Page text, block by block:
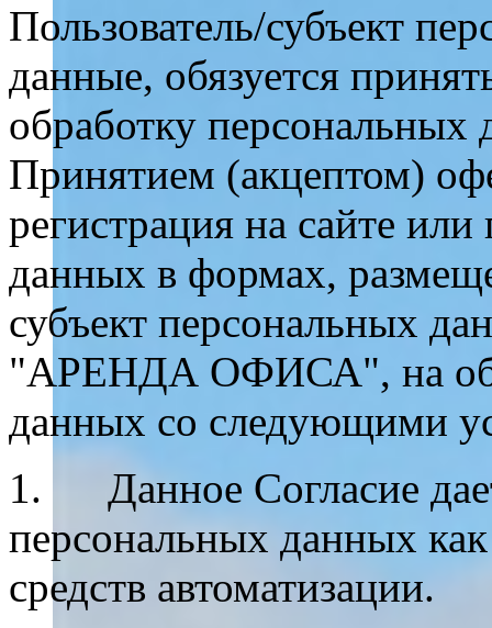
Пользователь/субъект
данные, обязуется
обработку
Принятием (акцептом)
регистрация на сайте
данных в формах,
субъект персональных
"АРЕНДА ОФИСА", на
данных со следующими
1. Данное Согласие
персональных данных
средств автоматизации.